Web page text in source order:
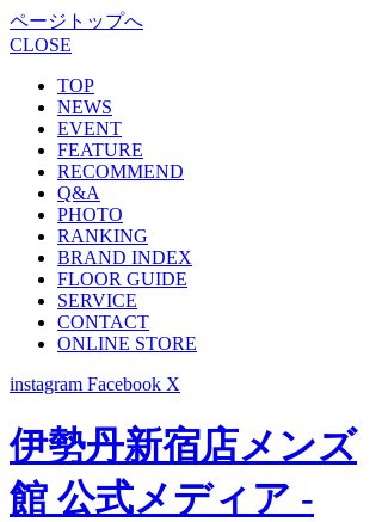
ページトップへ
CLOSE
TOP
NEWS
EVENT
FEATURE
RECOMMEND
Q&A
PHOTO
RANKING
BRAND INDEX
FLOOR GUIDE
SERVICE
CONTACT
ONLINE STORE
instagram Facebook X
伊勢丹新宿店メンズ
館 公式メディア -